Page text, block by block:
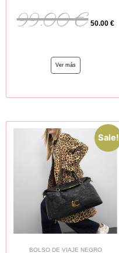
99.00€ 50.00 €
Ver más
Sale!
BOLSO DE VIAJE NEGRO